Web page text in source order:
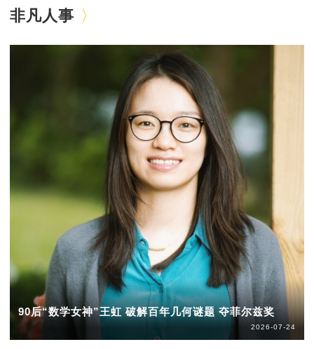
非凡人事
90后“数学女神”王虹 破解百年几何谜题 夺菲尔兹奖
2026-07-24